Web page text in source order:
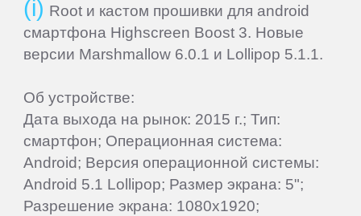
Root и кастом прошивки для android
смартфона Highscreen Boost 3. Новые
версии Marshmallow 6.0.1 и Lollipop 5.1.1.
Об устройстве:
Дата выхода на рынок: 2015 г.; Тип:
смартфон; Операционная система:
Android; Версия операционной системы:
Android 5.1 Lollipop; Размер экрана: 5";
Разрешение экрана: 1080x1920;